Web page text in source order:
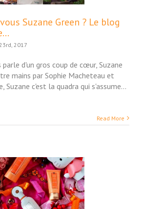
Suzane Green ? Le blog
2017
d'un gros coup de cœur, Suzane
mains par Sophie Macheteau et
Suzane c'est la quadra qui s'assume...
Read More